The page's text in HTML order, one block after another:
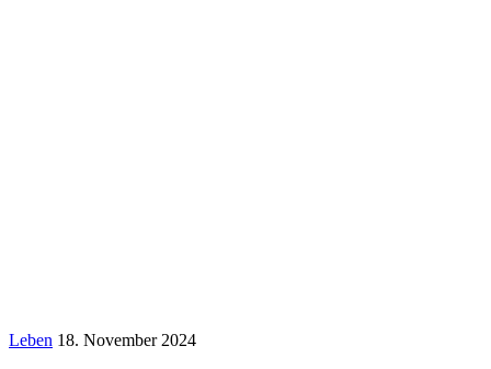
Leben 18. November 2024